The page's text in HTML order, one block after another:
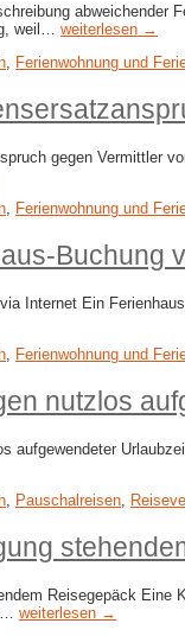
abweichender
weil… weiterlesen →
Ferienwohnung und
gegen Vermittler
Ferienwohnung und
​Buchung
Internet Ein
Ferienwohnung und
nutzlos
aufgewendeter
, Pauschalreisen,
Reisegepäck
weiterlesen →